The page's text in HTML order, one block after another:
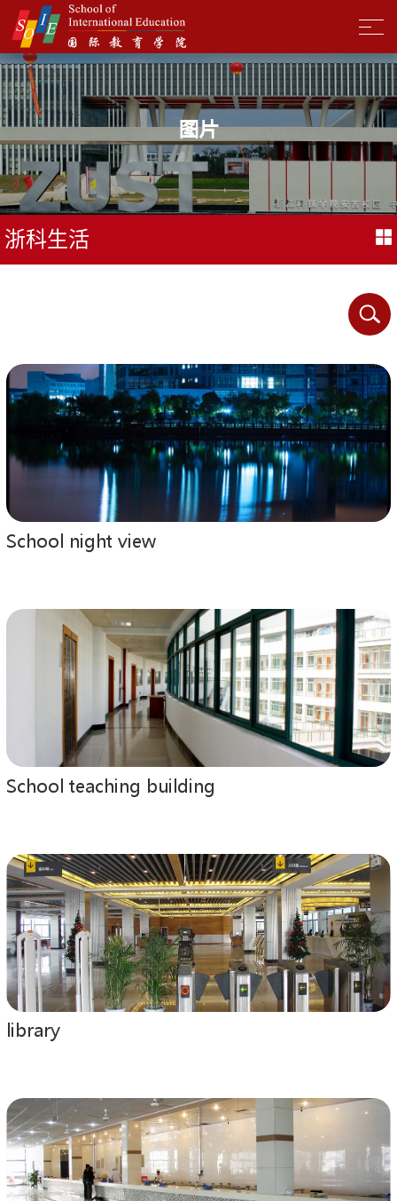
图片
浙科生活
School night view
School teaching building
library